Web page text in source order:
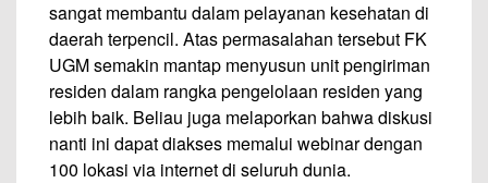
sangat membantu dalam pelayanan kesehatan di
daerah terpencil. Atas permasalahan tersebut FK
UGM semakin mantap menyusun unit pengiriman
residen dalam rangka pengelolaan residen yang
lebih baik. Beliau juga melaporkan bahwa diskusi
nanti ini dapat diakses memalui webinar dengan
100 lokasi via internet di seluruh dunia.